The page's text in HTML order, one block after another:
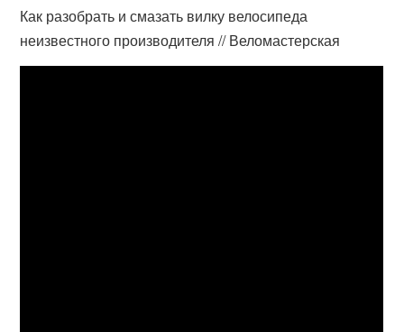
Как разобрать и смазать вилку велосипеда
неизвестного производителя // Веломастерская